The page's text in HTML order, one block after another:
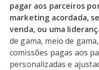
pagar aos parceiros
marketing acordada,
venda, ou uma
de gama, meio de
comissões pagas aos
personalizadas e